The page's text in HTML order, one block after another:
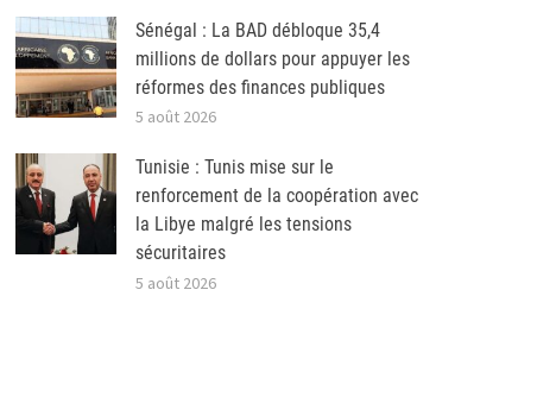
Sénégal : La BAD débloque 35,4
millions de dollars pour appuyer les
réformes des finances publiques
5 août 2026
Tunisie : Tunis mise sur le
renforcement de la coopération avec
la Libye malgré les tensions
sécuritaires
5 août 2026